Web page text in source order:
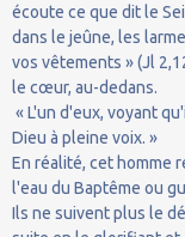
écoute ce que dit le
dans le jeûne, les
vos vêtements » (Jl
le cœur, au-dedans.
« L'un d'eux, voyant
Dieu à pleine voix. »
En réalité, cet homme
l'eau du Baptême ou
Ils ne suivent plus le